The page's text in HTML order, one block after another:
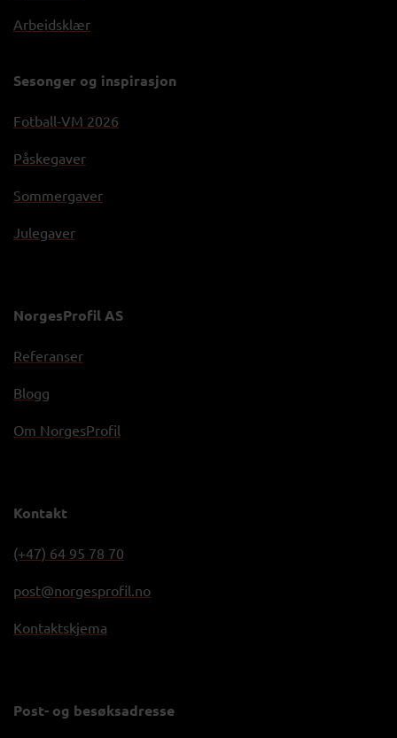
Arbeidsklær
Sesonger og inspirasjon
Fotball-VM 2026
Påskegaver
Sommergaver
Julegaver
NorgesProfil AS
Referanser
Blogg
Om NorgesProfil
Kontakt
(+47) 64 95 78 70
post@norgesprofil.no
Kontaktskjema
Post- og besøksadresse